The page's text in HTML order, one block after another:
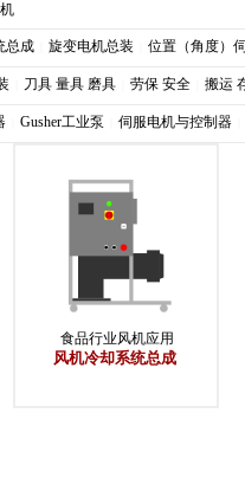
总成 旋变电机总装 位置（角度）
刀具 量具 磨具 劳保 安全 搬运
Gusher工业泵 伺服电机与控制器
食品行业风机应用
风机冷却系统总成